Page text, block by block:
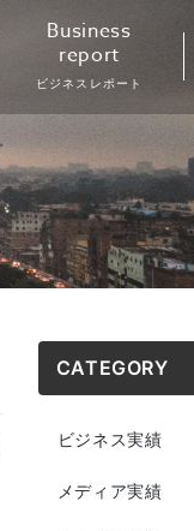
Business
report
ビジネスレポート
CATEGORY
ビジネス実績
メディア実績